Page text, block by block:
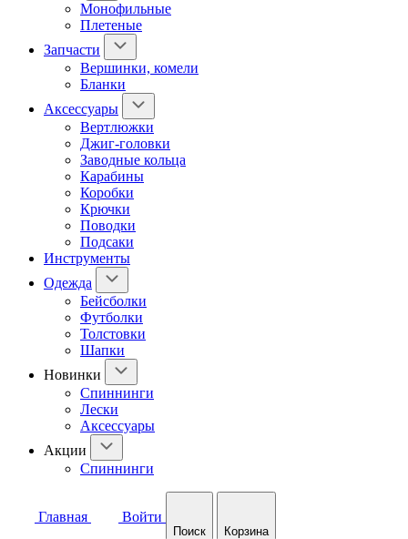
Монофильные
Плетеные
Запчасти
Вершинки, комели
Бланки
Аксессуары
Вертлюжки
Джиг-головки
Заводные кольца
Карабины
Коробки
Крючки
Поводки
Подсаки
Инструменты
Одежда
Бейсболки
Футболки
Толстовки
Шапки
Новинки
Спиннинги
Лески
Аксессуары
Акции
Спиннинги
Главная Войти
Поиск Корзина